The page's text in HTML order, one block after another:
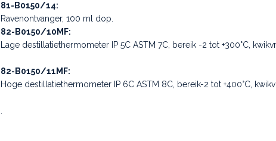
81-B0150/14:
Ravenontvanger, 100 ml dop.
82-B0150/10MF:
Lage destillatiethermometer IP 5C ASTM 7C, bereik -2 tot +300°C,
82-B0150/11MF:
Hoge destillatiethermometer IP 6C ASTM 8C, bereik-2 tot +400°C,